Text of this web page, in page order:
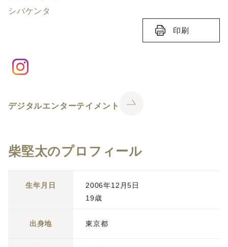
シバケンタ
印刷
デジタルエンターテイメント
柴堅太のプロフィール
生年月日
2006年12月5日
19歳
出身地 東京都